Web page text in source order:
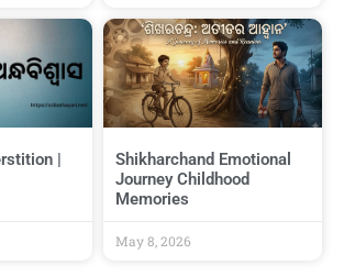
|
Shikharchand Emotional
Journey Childhood
Memories
May 8, 2026